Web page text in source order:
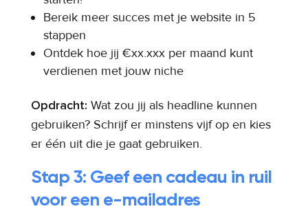
Bereik meer succes met je website in 5
stappen
Ontdek hoe jij €xx.xxx per maand kunt
verdienen met jouw niche
Opdracht: Wat zou jij als headline kunnen
gebruiken? Schrijf er minstens vijf op en kies
er één uit die je gaat gebruiken.
Stap 3: Geef een cadeau in ruil
voor een e-mailadres